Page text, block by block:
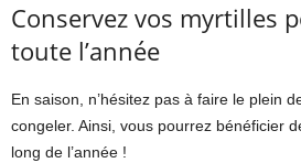
Conservez vos myrtilles
toute l’année
En saison, n’hésitez pas à faire le plein
congeler. Ainsi, vous pourrez bénéficier
long de l’année !